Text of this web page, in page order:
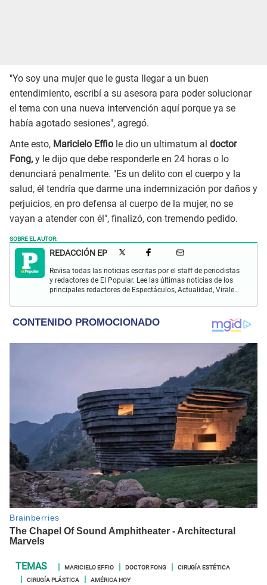
"Yo soy una mujer que le gusta llegar a un buen
entendimiento, escribí a su asesora para poder solucionar
el tema con una nueva intervención aquí porque ya se
había agotado sesiones", agregó.
Ante esto, Maricielo Effio le dio un ultimatum al doctor
Fong, y le dijo que debe responderle en 24 horas o lo
denunciará penalmente. "Es un delito con el cuerpo y la
salud, él tendría que darme una indemnización por daños y
perjuicios, en pro defensa al cuerpo de la mujer, no se
vayan a atender con él", finalizó, con tremendo pedido.
SOBRE EL AUTOR:
REDACCIÓN EP
Revisa todas las noticias escritas por el staff de periodistas
y redactores de El Popular. Lee las últimas noticias de los
principales redactores de Espectáculos, Actualidad, Virales,
MARICIELO EFFIO DOCTOR FONG
CIRUGÍA ESTÉTICA
CIRUGÍA PLÁSTICA
AMÉRICA HOY